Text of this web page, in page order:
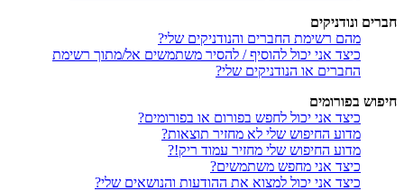
חברים ונודניקים
מהם רשימת החברים והנודניקים שלי?
כיצד אני יכול להוסיף / להסיר משתמשים אל/מתוך רשימת
החברים או הנודניקים שלי?
חיפוש בפורומים
כיצד אני יכול לחפש בפורום או בפורומים?
מדוע החיפוש שלי לא מחזיר תוצאות?
מדוע החיפוש שלי מחזיר עמוד ריק!?
כיצד אני מחפש משתמשים?
כיצד אני יכול למצוא את ההודעות והנושאים שלי?